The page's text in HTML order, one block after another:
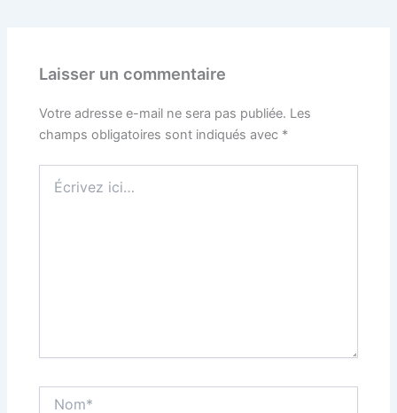
Laisser un commentaire
Votre adresse e-mail ne sera pas publiée. Les
champs obligatoires sont indiqués avec *
ici…